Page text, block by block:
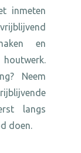
inmeten
en
Neem
langs
doen.